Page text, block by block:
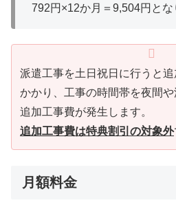
792円×12か月＝9,504円とな
派遣工事を土日祝日に行うと
かかり、工事の時間帯を夜間
追加工事費が発生します。
追加工事費は特典割引の対象外
月額料金